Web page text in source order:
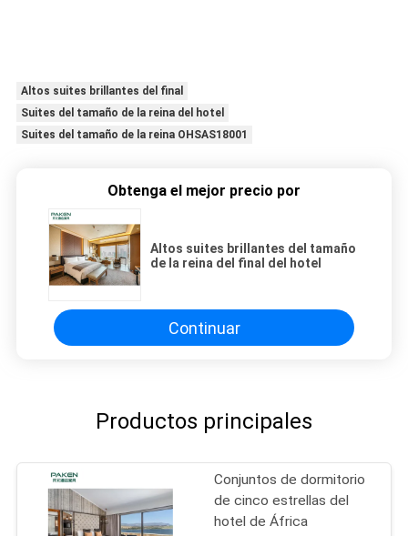
Altos suites brillantes del final
Suites del tamaño de la reina del hotel
Suites del tamaño de la reina OHSAS18001
Obtenga el mejor precio por
Altos suites brillantes del tamaño
de la reina del final del hotel
Continuar
Productos principales
Conjuntos de dormitorio
de cinco estrellas del
hotel de África